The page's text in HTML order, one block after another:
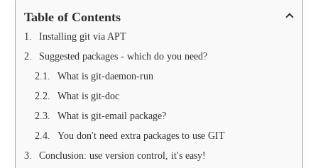
Table of Contents
Installing git via APT
Suggested packages - which do you need?
What is git-daemon-run
What is git-doc
What is git-email package?
You don't need extra packages to use GIT
Conclusion: use version control, it's easy!